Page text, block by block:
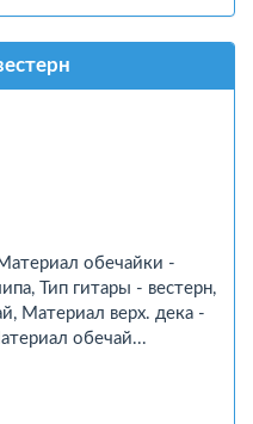
обечайки -
Тип гитары - вестерн,
Материал верх. дека -
обечай...